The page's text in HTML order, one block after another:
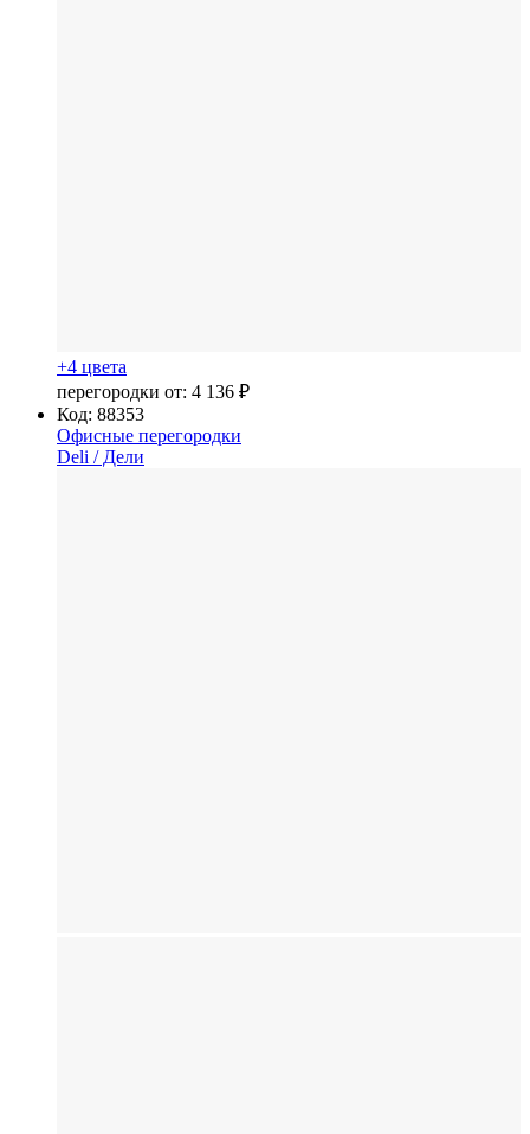
+4 цвета
перегородки от: 4 136 ₽
Код: 88353
Офисные перегородки
Deli / Дели